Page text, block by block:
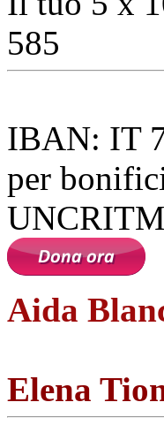
585
IBAN: IT
per
Aida
Elena